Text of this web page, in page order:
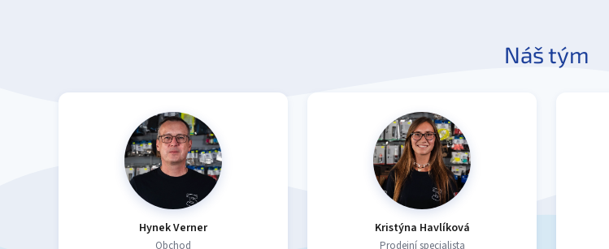
Náš tým
Hynek Verner
Obchod
Kristýna Havlíková
Prodejní specialista